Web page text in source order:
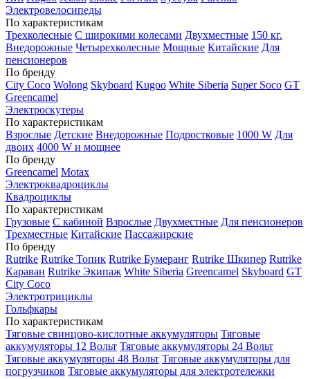
Электровелосипеды
По характеристикам
Трехколесные С широкими колесами Двухместные 150 кг.
Внедорожные Четырехколесные Мощные Китайские Для
пенсионеров
По бренду
City Coco Wolong Skyboard Kugoo White Siberia Super Soco GT
Greencamel
Электроскутеры
По характеристикам
Взрослые Детские Внедорожные Подростковые 1000 W Для
двоих 4000 W и мощнее
По бренду
Greencamel Motax
Электроквадроциклы
Квадроциклы
По характеристикам
Грузовые С кабиной Взрослые Двухместные Для пенсионеров
Трехместные Китайские Пассажирские
По бренду
Rutrike Rutrike Топик Rutrike Бумеранг Rutrike Шкипер Rutrike
Караван Rutrike Экипаж White Siberia Greencamel Skyboard GT
City Coco
Электротрициклы
Гольфкары
По характеристикам
Тяговые свинцово-кислотные аккумуляторы Тяговые
аккумуляторы 12 Вольт Тяговые аккумуляторы 24 Вольт
Тяговые аккумуляторы 48 Вольт Тяговые аккумуляторы для
погрузчиков Тяговые аккумуляторы для электротележки